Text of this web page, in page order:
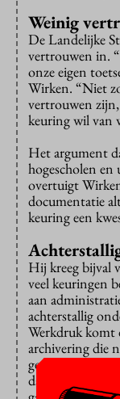
Weinig
De Landelijke
vertrouwen in.
onze eigen
Wirken. “Niet
vertrouwen
keuring wil van
Het argument
hogescholen
overtuigt
documentatie
keuring een
Hij kreeg bijval
veel keuringen
aan
achterstallig
Werkdruk komt
archivering die
gezien die al
daar pas een